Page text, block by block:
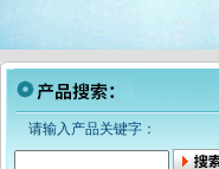
请输入产品关键字：